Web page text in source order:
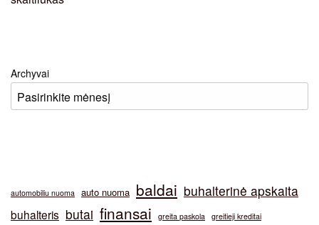
Archyvai
automobiliu nuoma auto nuoma baldai buhalterinė apskaita
buhalteris butai finansai greita paskola greitieji kreditai